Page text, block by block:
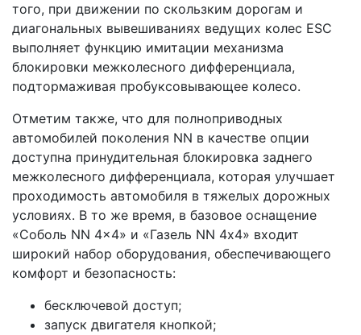
того, при движении по скользким дорогам и
диагональных вывешиваниях ведущих колес ESC
выполняет функцию имитации механизма
блокировки межколесного дифференциала,
подтормаживая пробуксовывающее колесо.
Отметим также, что для полноприводных
автомобилей поколения NN в качестве опции
доступна принудительная блокировка заднего
межколесного дифференциала, которая улучшает
проходимость автомобиля в тяжелых дорожных
условиях. В то же время, в базовое оснащение
«Соболь NN 4x4» и «Газель NN 4х4» входит
широкий набор оборудования, обеспечивающего
комфорт и безопасность:
бесключевой доступ;
запуск двигателя кнопкой;